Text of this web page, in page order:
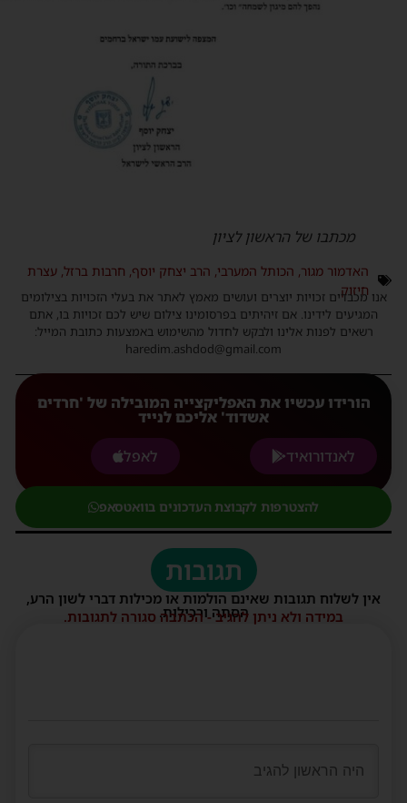
מכתבו של הראשון לציון
האדמור מגור,הכותל המערבי,הרב יצחק יוסף,חרבות ברזל,עצרת
חיזוק
אנו מכבדים זכויות יוצרים ועושים מאמץ לאתר את בעלי הזכויות בצילומים
המגיעים לידינו. אם זיהיתים בפרסומינו צילום שיש לכם זכויות בו, אתם
רשאים לפנות אלינו ולבקש לחדול מהשימוש באמצעות כתובת המייל:
haredim.ashdod@gmail.com
הורידו עכשיו את האפליקצייה המובילה של 'חרדים
אשדוד' אליכם לנייד
לאנדורואיד
לאפל
להצטרפות לקבוצת העדכונים בוואטסאפ
תגובות
אין לשלוח תגובות שאינם הולמות או מכילות דברי לשון הרע,
הסתה ורכילות.
במידה ולא ניתן להגיב - הכתבה סגורה לתגובות.